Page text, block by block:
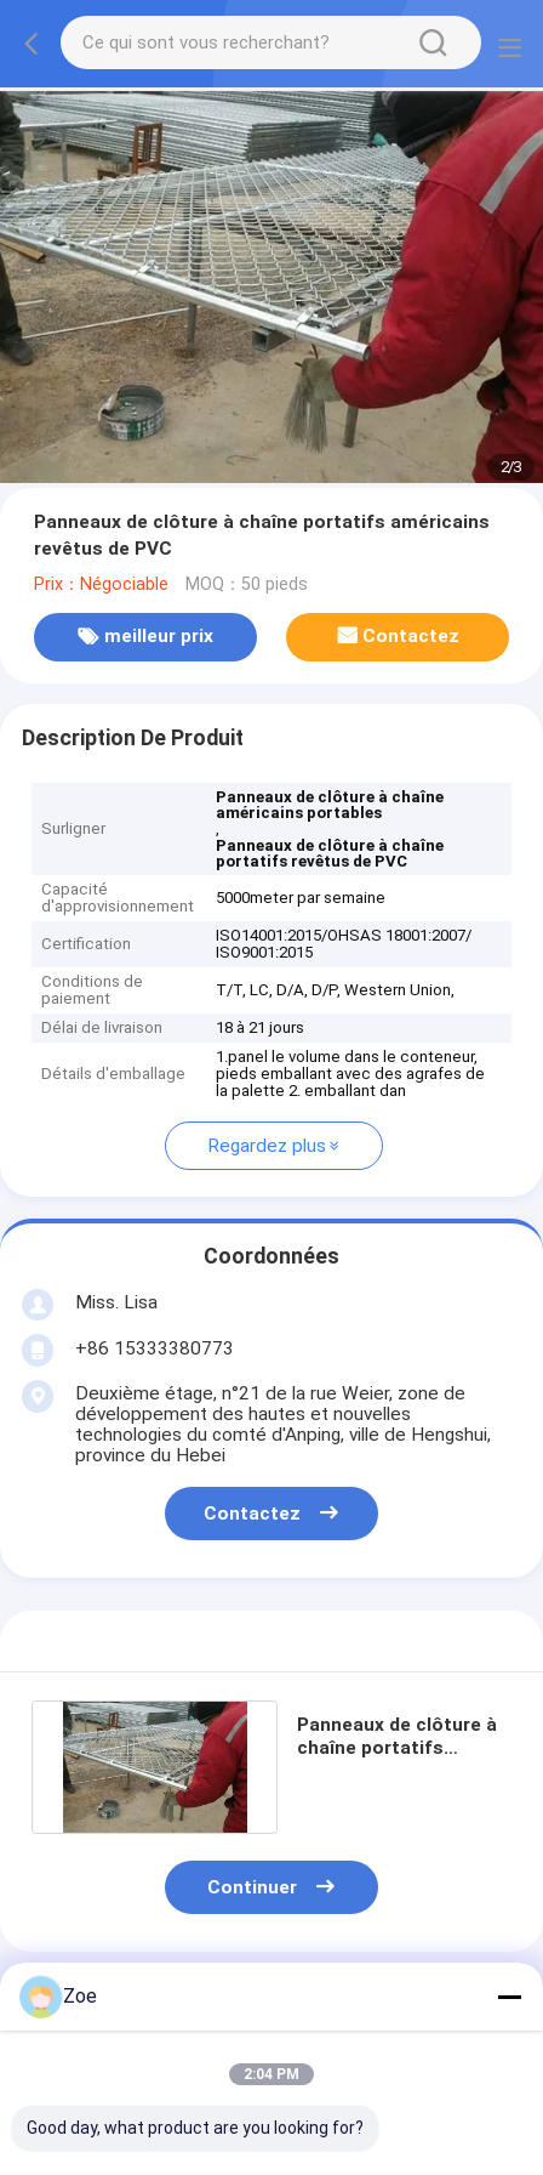
2/3
Panneaux de clôture à chaîne portatifs américains
revêtus de PVC
Prix：Négociable MOQ：50 pieds
meilleur prix Contactez
Description De Produit
Surligner
Panneaux de clôture à chaîne
américains portables
,
Panneaux de clôture à chaîne
portatifs revêtus de PVC
Capacité
d'approvisionnement
5000meter par semaine
Certification
ISO14001:2015/OHSAS 18001:2007/
ISO9001:2015
Conditions de
paiement
T/T, LC, D/A, D/P, Western Union,
Délai de livraison 18 à 21 jours
Détails d'emballage
1.panel le volume dans le conteneur,
pieds emballant avec des agrafes de
la palette 2. emballant dan
Regardez plus
Coordonnées
Miss. Lisa
+86 15333380773
Deuxième étage, n°21 de la rue Weier, zone de
développement des hautes et nouvelles
technologies du comté d'Anping, ville de Hengshui,
province du Hebei
Contactez
Panneaux de clôture à
chaîne portatifs
Continuer
Produits Recommandés
Zoe
2:04 PM
Good day, what product are you looking for?